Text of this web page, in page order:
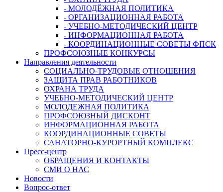
- МОЛОДЁЖНАЯ ПОЛИТИКА
- ОРГАНИЗАЦИОННАЯ РАБОТА
- УЧЕБНО-МЕТОДИЧЕСКИЙ ЦЕНТР
- ИНФОРМАЦИОННАЯ РАБОТА
- КООРДИНАЦИОННЫЕ СОВЕТЫ ФПСК
ПРОФСОЮЗНЫЕ КОНКУРСЫ
Направления деятельности
СОЦИАЛЬНО-ТРУДОВЫЕ ОТНОШЕНИЯ
ЗАЩИТА ПРАВ РАБОТНИКОВ
ОХРАНА ТРУДА
УЧЕБНО-МЕТОДИЧЕСКИЙ ЦЕНТР
МОЛОДЕЖНАЯ ПОЛИТИКА
ПРОФСОЮЗНЫЙ ДИСКОНТ
ИНФОРМАЦИОННАЯ РАБОТА
КООРДИНАЦИОННЫЕ СОВЕТЫ
САНАТОРНО-КУРОРТНЫЙ КОМПЛЕКС
Пресс-центр
ОБРАЩЕНИЯ И КОНТАКТЫ
СМИ О НАС
Новости
Вопрос-ответ